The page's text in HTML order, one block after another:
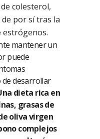
colesterol,
por sí tras la
estrógenos.
mantener un
puede
de desarrollar
dieta rica en
grasas de
oliva virgen
complejos